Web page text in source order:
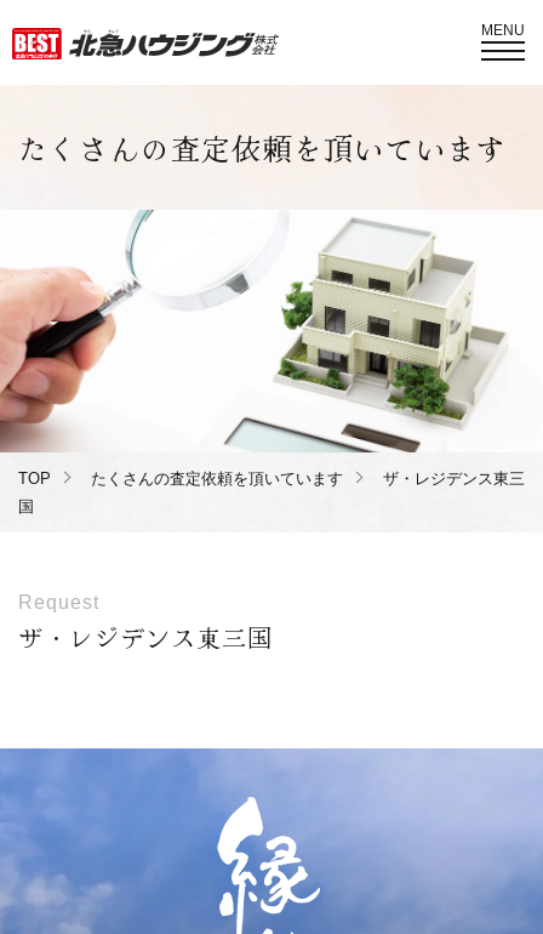
MENU
たくさんの査定依頼を頂いています
TOP たくさんの査定依頼を頂いています
ザ・レジデンス東三
国
Request
ザ・レジデンス東三国